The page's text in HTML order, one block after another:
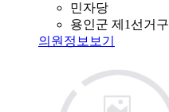
민자당
용인군 제1선거구
의원정보보기